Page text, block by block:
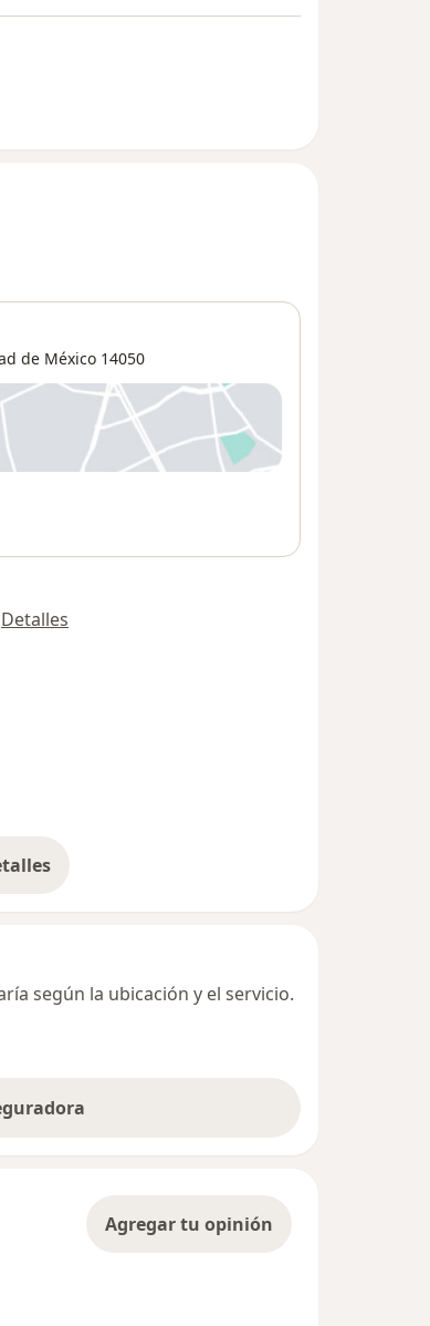
de México 14050
en una nueva pestaña
Detalles
la dirección
según la ubicación y el servicio.
Agregar tu opinión